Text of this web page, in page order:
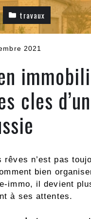
travaux
2021
cles
n’est pas
bien
immo, il devient
à ses attentes.